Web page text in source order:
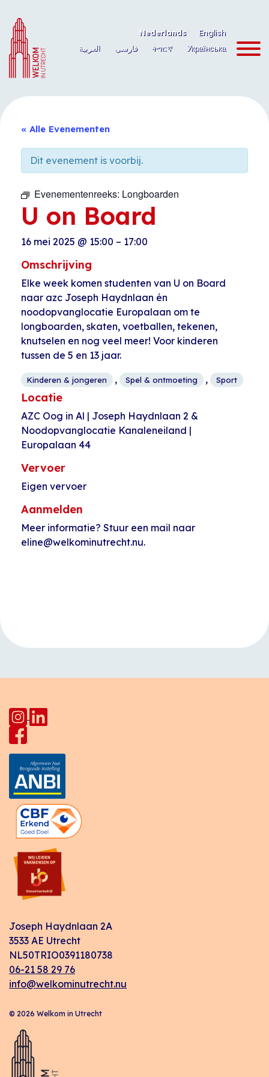
naar
de
inhoud
Nederlands
English
العربية
فارسی ትግርኛ Українська
« Alle Evenementen
Dit evenement is voorbij.
Evenementenreeks: Longboarden
U on Board
16 mei 2025 @ 15:00 – 17:00
Omschrijving
Elke week komen studenten van U on Board
naar azc Joseph Haydnlaan én
noodopvanglocatie Europalaan om te
longboarden, skaten, voetballen, tekenen,
knutselen en nog veel meer! Voor kinderen
tussen de 5 en 13 jaar.
Kinderen & jongeren , Spel & ontmoeting , Sport
Locatie
AZC Oog in Al | Joseph Haydnlaan 2 &
Noodopvanglocatie Kanaleneiland |
Europalaan 44
Vervoer
Eigen vervoer
Aanmelden
Meer informatie? Stuur een mail naar
eline@welkominutrecht.nu.
Joseph Haydnlaan 2A
3533 AE Utrecht
NL50TRIO0391180738
06-21 58 29 76
info@welkominutrecht.nu
© 2026 Welkom in Utrecht